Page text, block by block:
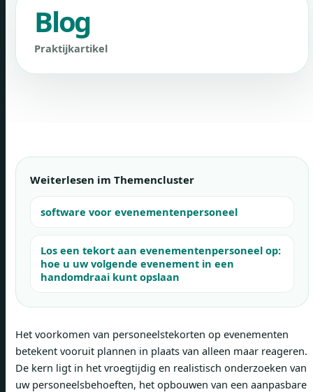
Blog
Praktijkartikel
Weiterlesen im Themencluster
software voor evenementenpersoneel
Los een tekort aan evenementenpersoneel op:
hoe u uw volgende evenement in een
handomdraai kunt opslaan
Het voorkomen van personeelstekorten op evenementen
betekent vooruit plannen in plaats van alleen maar reageren.
De kern ligt in het vroegtijdig en realistisch onderzoeken van
uw personeelsbehoeften, het opbouwen van een aanpasbare